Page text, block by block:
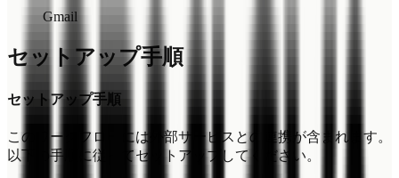
Gmail
セットアップ手順
セットアップ手順
このワークフローには外部サービスとの連携が含まれます。
以下の手順に従ってセットアップしてください。